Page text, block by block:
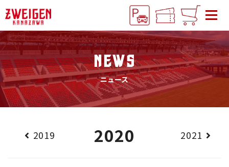
NEWS
ニュース
2019 2020 2021